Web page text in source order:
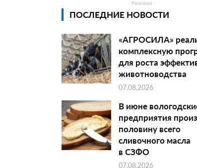
- Реклама -
ПОСЛЕДНИЕ НОВОСТИ
«АГРОСИЛА»
комплексную
для роста
животноводства
07.08.2026
В июне
предприятия
половину всего
сливочного масла
в СЗФО
07.08.2026